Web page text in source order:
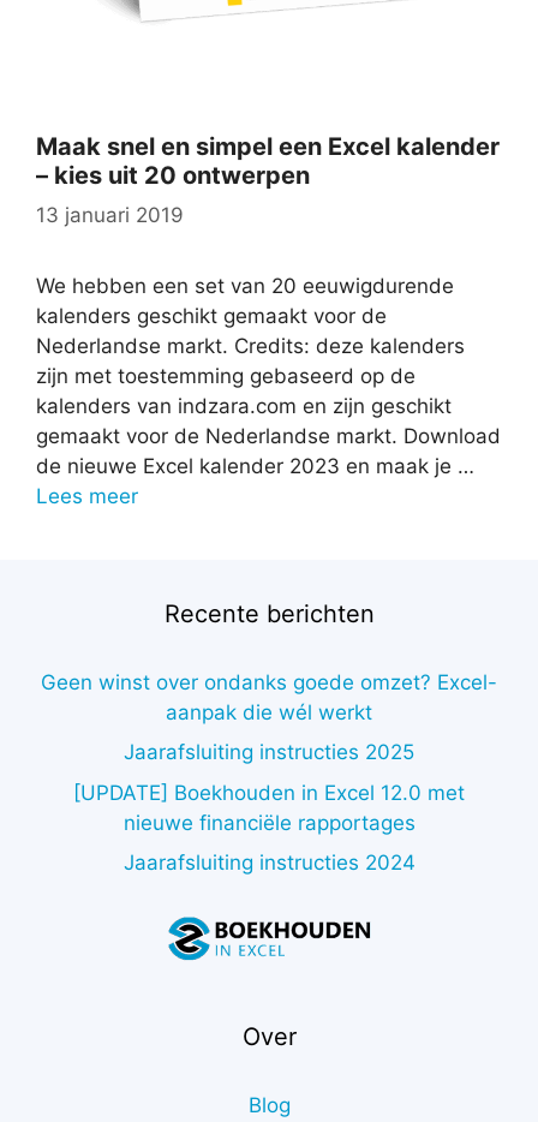
Maak snel en simpel een Excel kalender
– kies uit 20 ontwerpen
13 januari 2019
We hebben een set van 20 eeuwigdurende
kalenders geschikt gemaakt voor de
Nederlandse markt. Credits: deze kalenders
zijn met toestemming gebaseerd op de
kalenders van indzara.com en zijn geschikt
gemaakt voor de Nederlandse markt. Download
de nieuwe Excel kalender 2023 en maak je …
Lees meer
Recente berichten
Geen winst over ondanks goede omzet? Excel-
aanpak die wél werkt
Jaarafsluiting instructies 2025
[UPDATE] Boekhouden in Excel 12.0 met
nieuwe financiële rapportages
Jaarafsluiting instructies 2024
Over
Blog